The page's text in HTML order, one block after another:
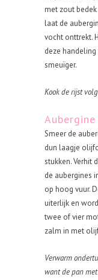
met zout
laat de
vocht onttrekt.
deze
smeuïger.
Kook de rijst
Smeer de
dun laagje
stukken. Verhit
de aubergines
op hoog vuur.
uiterlijk en
twee of vier
zalm in met
Verwarm
want de pan